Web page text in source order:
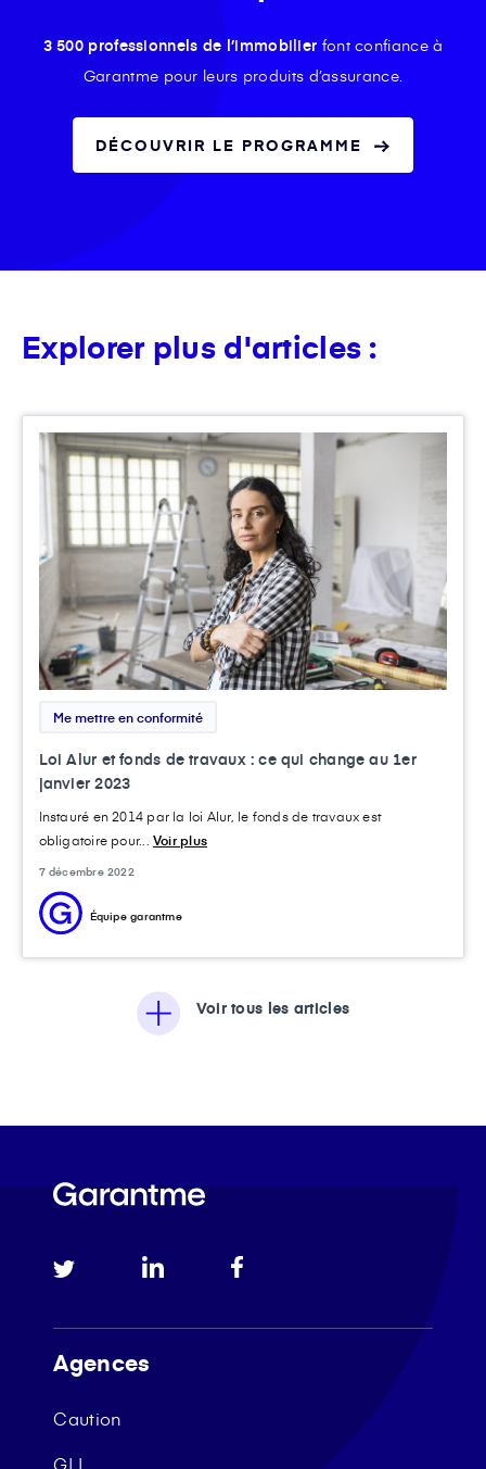
3 500 professionnels de l’immobilier font confiance à
Garantme pour leurs produits d’assurance.
DÉCOUVRIR LE PROGRAMME
Explorer plus d'articles :
Me mettre en conformité
Loi Alur et fonds de travaux : ce qui change au 1er
janvier 2023
Instauré en 2014 par la loi Alur, le fonds de travaux est
obligatoire pour... Voir plus
7 décembre 2022
Équipe garantme
Voir tous les articles
Agences
Caution
GLI